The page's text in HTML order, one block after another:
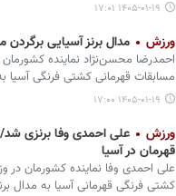
۱۴۰۵-۰۱-۱۹ ۱۷:۰۱
ورزش مدال برنز آسیایی برگردن
مسابقات قهرمانی کشتی فرنگی آسیا
۱۴۰۵-۰۱-۱۹ ۱۷:۰۰
ورزش
علی احمدی وفا برنزی
قهرمان در آسیا
کشتی فرنگی قهرمانی آسیا به مدال